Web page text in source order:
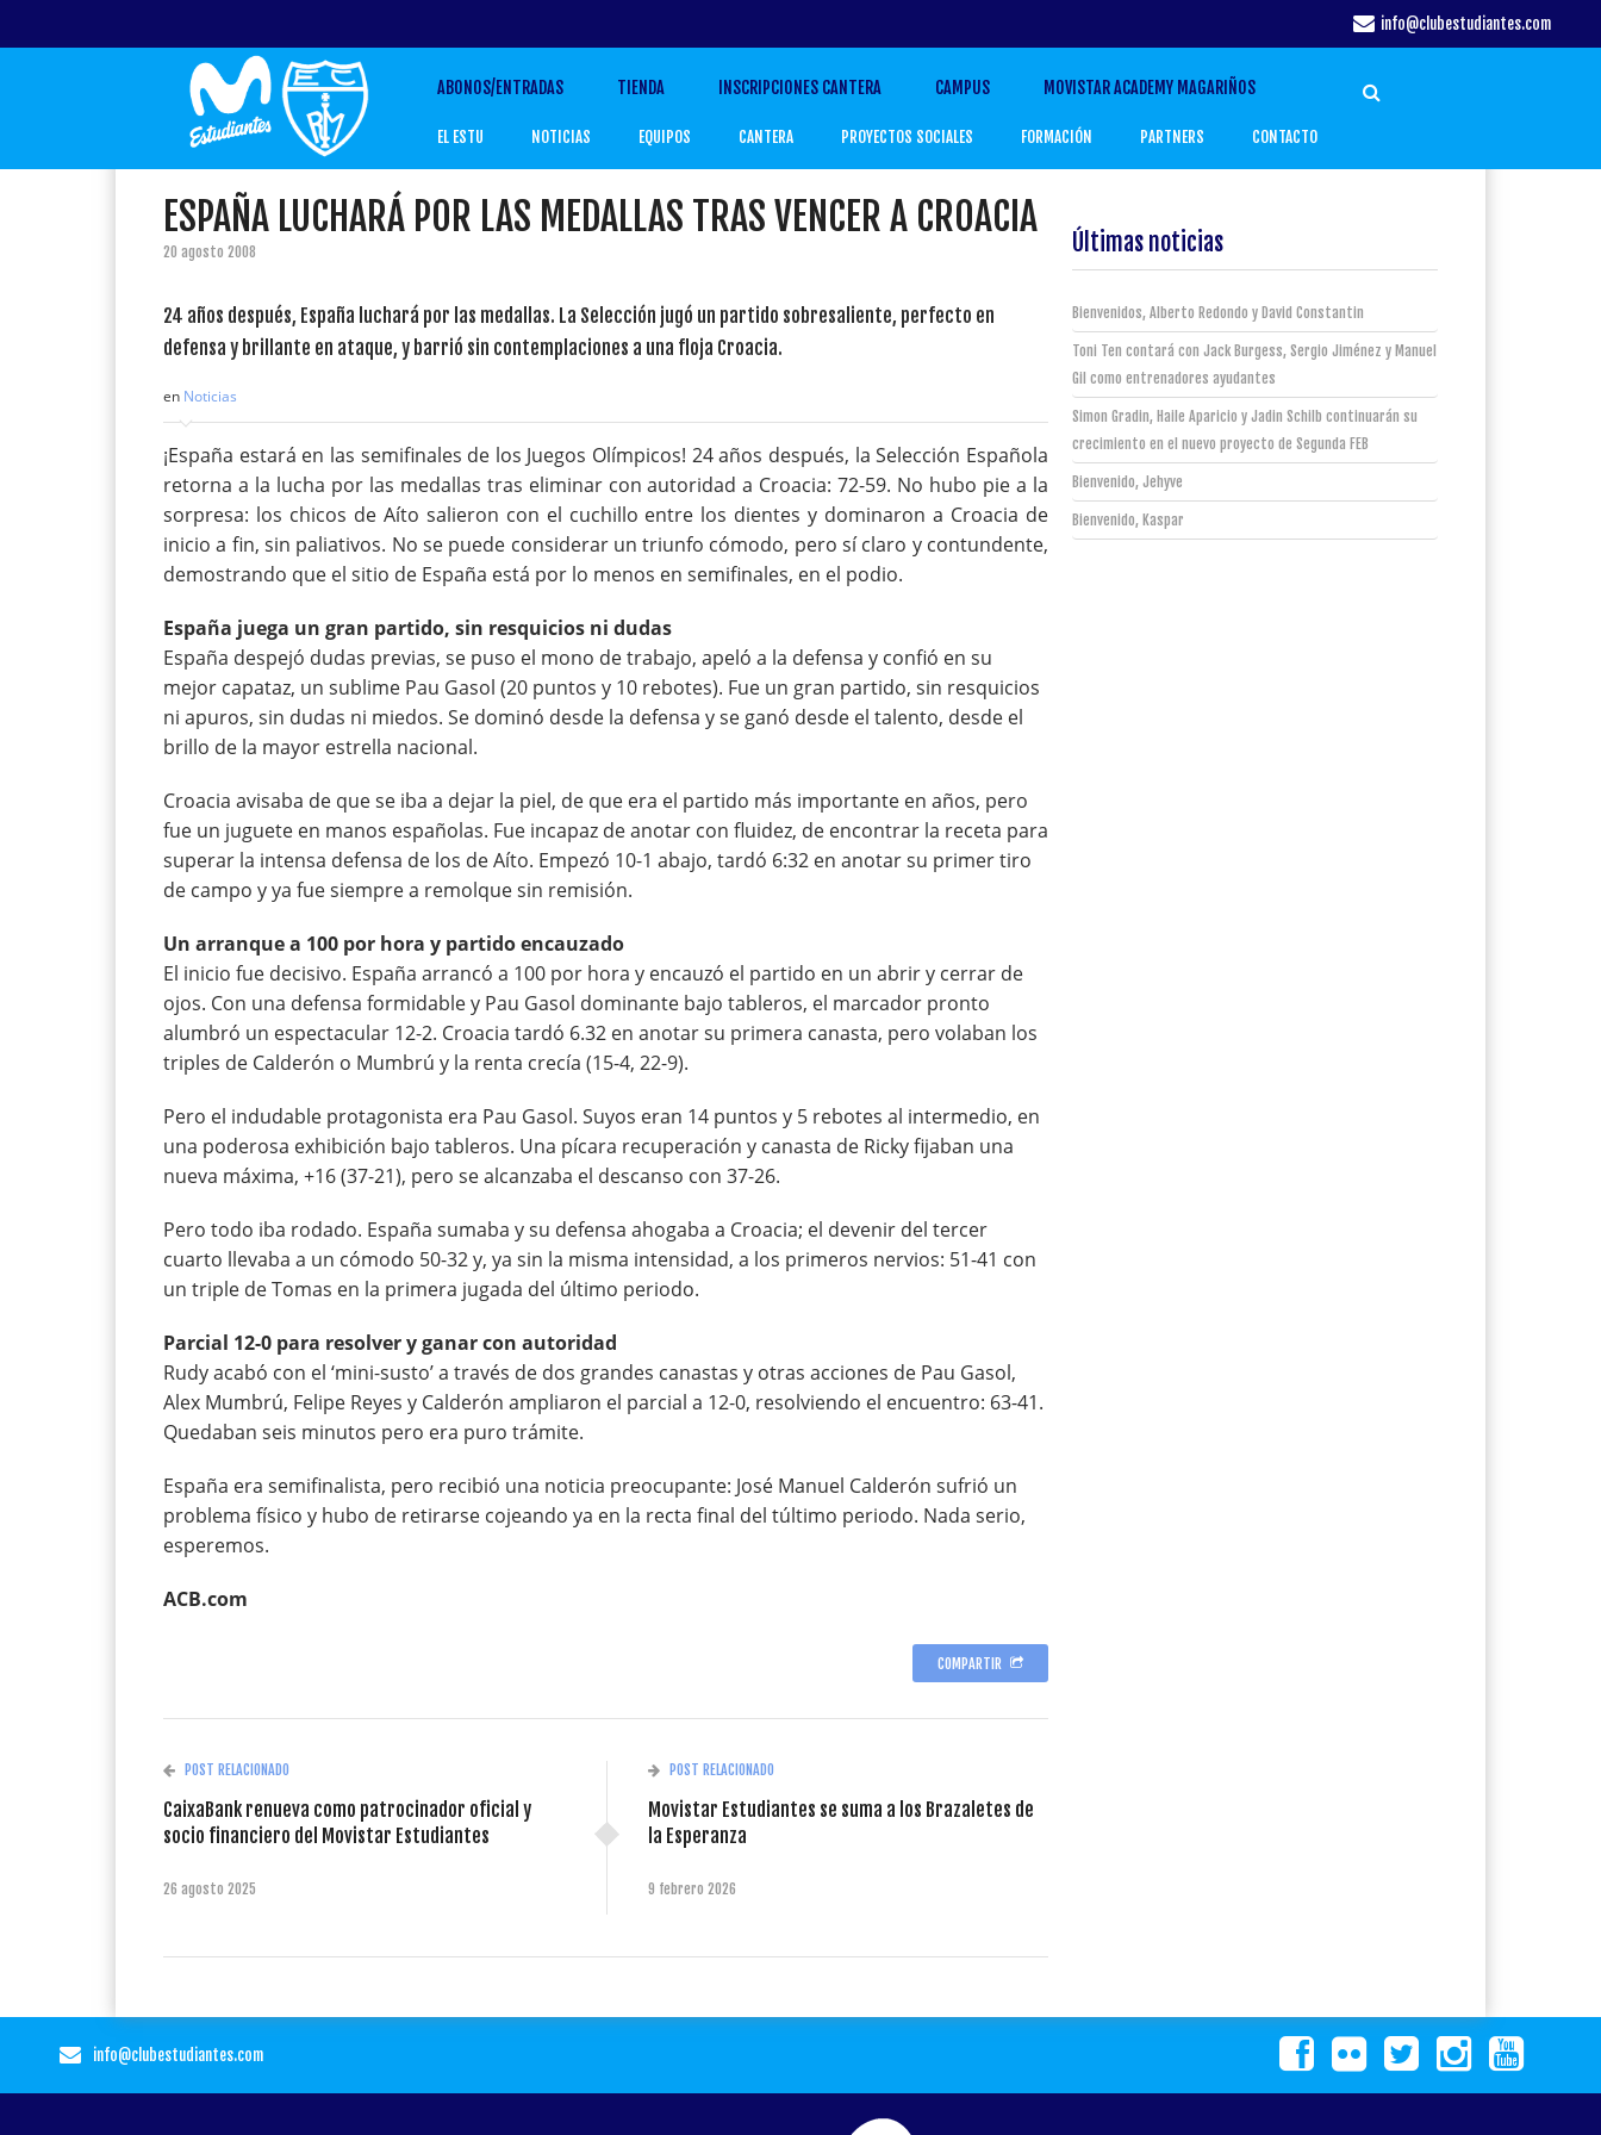
info@clubestudiantes.com
ABONOS/ENTRADAS TIENDA INSCRIPCIONES CANTERA CAMPUS MOVISTAR ACADEMY MAGARIÑOS
EL ESTU NOTICIAS EQUIPOS CANTERA PROYECTOS SOCIALES FORMACIÓN PARTNERS CONTACTO
ESPAÑA LUCHARÁ POR LAS MEDALLAS TRAS VENCER A CROACIA
20 agosto 2008
24 años después, España luchará por las medallas. La Selección jugó un partido sobresaliente, perfecto en
defensa y brillante en ataque, y barrió sin contemplaciones a una floja Croacia.
en Noticias
¡España estará en las semifinales de los Juegos Olímpicos! 24 años después, la Selección Española
retorna a la lucha por las medallas tras eliminar con autoridad a Croacia: 72-59. No hubo pie a la
sorpresa: los chicos de Aíto salieron con el cuchillo entre los dientes y dominaron a Croacia de
inicio a fin, sin paliativos. No se puede considerar un triunfo cómodo, pero sí claro y contundente,
demostrando que el sitio de España está por lo menos en semifinales, en el podio.
España juega un gran partido, sin resquicios ni dudas
España despejó dudas previas, se puso el mono de trabajo, apeló a la defensa y confió en su
mejor capataz, un sublime Pau Gasol (20 puntos y 10 rebotes). Fue un gran partido, sin resquicios
ni apuros, sin dudas ni miedos. Se dominó desde la defensa y se ganó desde el talento, desde el
brillo de la mayor estrella nacional.
Croacia avisaba de que se iba a dejar la piel, de que era el partido más importante en años, pero
fue un juguete en manos españolas. Fue incapaz de anotar con fluidez, de encontrar la receta para
superar la intensa defensa de los de Aíto. Empezó 10-1 abajo, tardó 6:32 en anotar su primer tiro
de campo y ya fue siempre a remolque sin remisión.
Un arranque a 100 por hora y partido encauzado
El inicio fue decisivo. España arrancó a 100 por hora y encauzó el partido en un abrir y cerrar de
ojos. Con una defensa formidable y Pau Gasol dominante bajo tableros, el marcador pronto
alumbró un espectacular 12-2. Croacia tardó 6.32 en anotar su primera canasta, pero volaban los
triples de Calderón o Mumbrú y la renta crecía (15-4, 22-9).
Pero el indudable protagonista era Pau Gasol. Suyos eran 14 puntos y 5 rebotes al intermedio, en
una poderosa exhibición bajo tableros. Una pícara recuperación y canasta de Ricky fijaban una
nueva máxima, +16 (37-21), pero se alcanzaba el descanso con 37-26.
Pero todo iba rodado. España sumaba y su defensa ahogaba a Croacia; el devenir del tercer
cuarto llevaba a un cómodo 50-32 y, ya sin la misma intensidad, a los primeros nervios: 51-41 con
un triple de Tomas en la primera jugada del último periodo.
Parcial 12-0 para resolver y ganar con autoridad
Rudy acabó con el ‘mini-susto’ a través de dos grandes canastas y otras acciones de Pau Gasol,
Alex Mumbrú, Felipe Reyes y Calderón ampliaron el parcial a 12-0, resolviendo el encuentro: 63-41.
Quedaban seis minutos pero era puro trámite.
España era semifinalista, pero recibió una noticia preocupante: José Manuel Calderón sufrió un
problema físico y hubo de retirarse cojeando ya en la recta final del túltimo periodo. Nada serio,
esperemos.
ACB.com
COMPARTIR
POST RELACIONADO
CaixaBank renueva como patrocinador oficial y
socio financiero del Movistar Estudiantes
26 agosto 2025
POST RELACIONADO
Movistar Estudiantes se suma a los Brazaletes de
la Esperanza
9 febrero 2026
Últimas noticias
Bienvenidos, Alberto Redondo y David Constantin
Toni Ten contará con Jack Burgess, Sergio Jiménez y Manuel
Gil como entrenadores ayudantes
Simon Gradin, Haile Aparicio y Jadin Schilb continuarán su
crecimiento en el nuevo proyecto de Segunda FEB
Bienvenido, Jehyve
Bienvenido, Kaspar
info@clubestudiantes.com